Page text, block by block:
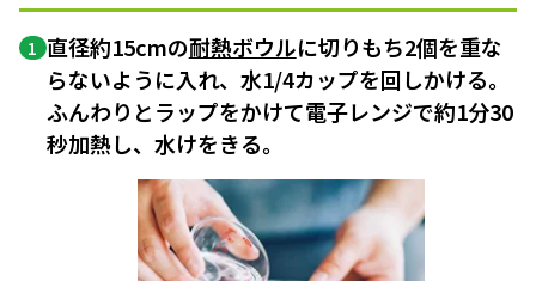
1 直径約15cmの耐熱ボウルに切りもち2個を重な
らないように入れ、水1/4カップを回しかける。
ふんわりとラップをかけて電子レンジで約1分30
秒加熱し、水けをきる。